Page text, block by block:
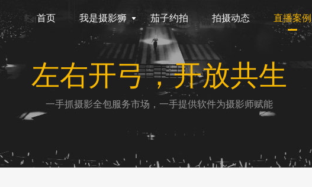
首页 我是摄影狮 茄子约拍 拍摄动态 直播案例
左右开弓，开放共生
一手抓摄影全包服务市场，一手提供软件为摄影师赋能